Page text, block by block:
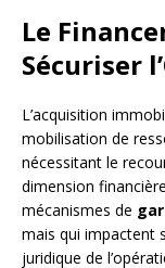
Le
Sécuriser
L’acquisition
mobilisation de
nécessitant le
dimension
mécanismes de
mais qui impactent
juridique de